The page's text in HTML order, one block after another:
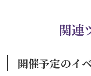
関連
開催予定のイ